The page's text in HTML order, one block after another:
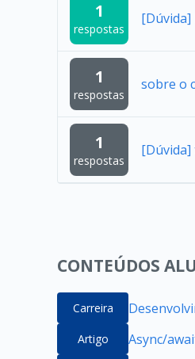
1
respostas
1
respostas
sobre o
1
respostas
[Dúvida]
CONTEÚDOS
Carreira
Artigo Async/